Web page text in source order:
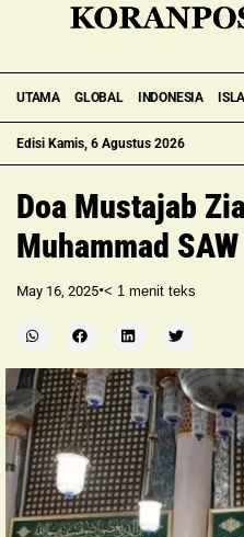
Edisi Kamis, 6 Agustus 2026
UTAMA GLOBAL INDONESIA
Doa Mustajab
Muhammad
May 16, 2025•< 1 menit teks